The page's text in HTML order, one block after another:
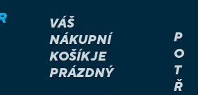
VÁŠ
NÁKUPNÍ
KOŠÍK JE
PRÁZDNÝ
P
O
T
Ř